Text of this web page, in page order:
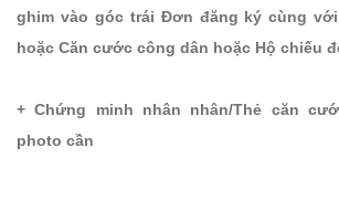
ghim vào góc trái Đơn đăng ký cùng với
hoặc Căn cước công dân hoặc Hộ chiếu
+ Chứng minh nhân nhân/Thẻ căn
photo cần